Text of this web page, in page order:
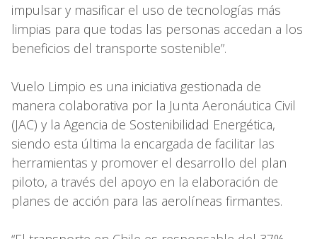
impulsar y masificar el uso de tecnologías más
limpias para que todas las personas accedan a los
beneficios del transporte sostenible”.
Vuelo Limpio es una iniciativa gestionada de
manera colaborativa por la Junta Aeronáutica Civil
(JAC) y la Agencia de Sostenibilidad Energética,
siendo esta última la encargada de facilitar las
herramientas y promover el desarrollo del plan
piloto, a través del apoyo en la elaboración de
planes de acción para las aerolíneas firmantes.